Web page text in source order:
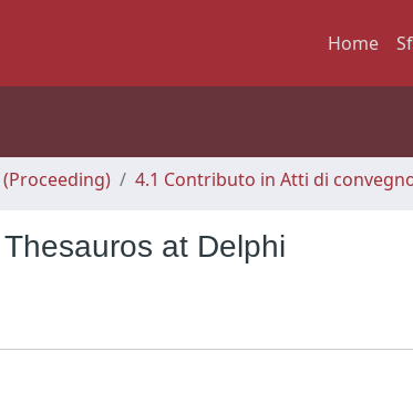
Home
4.1 Contributo in Atti di
at Delphi